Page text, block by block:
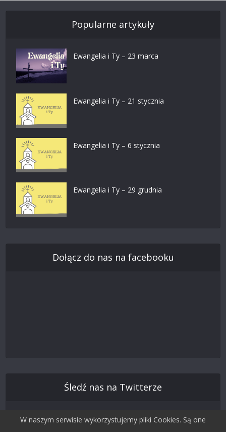
Popularne artykuły
Ewangelia i Ty – 23 marca
Ewangelia i Ty – 21 stycznia
Ewangelia i Ty – 6 stycznia
Ewangelia i Ty – 29 grudnia
Dołącz do nas na facebooku
Śledź nas na Twitterze
W naszym serwisie wykorzystujemy pliki Cookies. Są one